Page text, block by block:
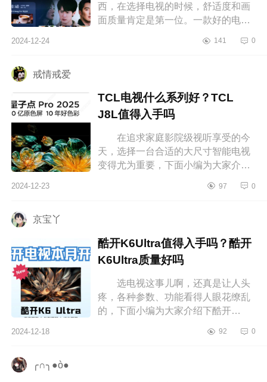
西，在选择电视的时候，舒适度和画
面质量肯定是第一位。一款好的电视
都是杠杠的，酷开电视基本在同段
2024-12-24 141 0
戒情戒爱
TCL电视什么系列好？TCL
J8L值得入手吗
在追求家庭影院级视听享受的今
天，选择一台合适的大尺寸智能电视
变得尤为重要，下面小编为大家介绍
入手吗 TCL电视什么系列好
2024-12-23 97 0
京宝丫
酷开K6Ultra值得入手吗？酷开
K6Ultra质量好吗
选电视这事儿啊，还真是让人头
疼，各种参数、功能看得人眼花缭乱
的，下面小编为大家介绍下酷开
量好吗 酷开K6Ultra值得入手
2024-12-18 92 0
╭∩╮●ò●